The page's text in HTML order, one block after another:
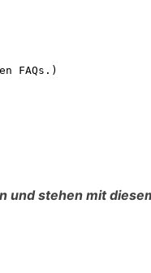
FAQs.)
stehen mit